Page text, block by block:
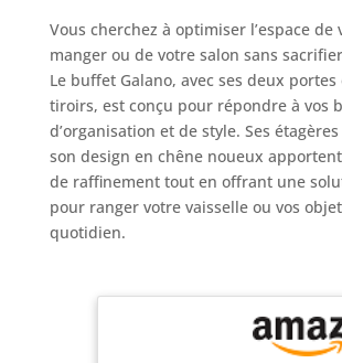
Vous cherchez à optimiser l’espace de
manger ou de votre salon sans sacrifier
Le buffet Galano, avec ses deux portes
tiroirs, est conçu pour répondre à vos
d’organisation et de style. Ses
son design en chêne noueux
de raffinement tout en offrant une
pour ranger votre vaisselle ou vos
quotidien.